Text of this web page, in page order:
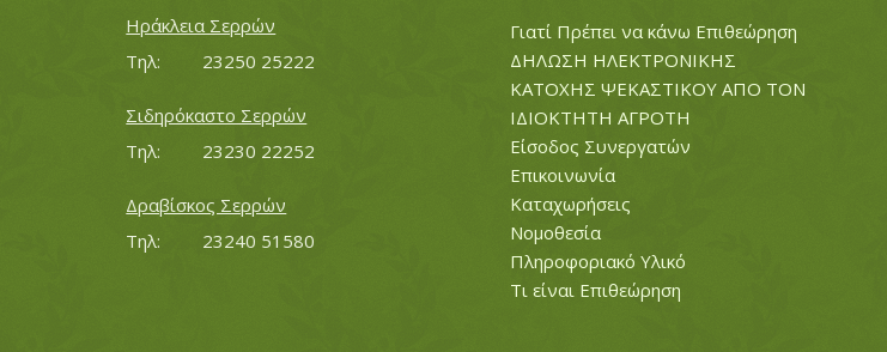
Ηράκλεια Σερρών
Τηλ:		23250 25222
Σιδηρόκαστο Σερρών
Τηλ:		23230 22252
Δραβίσκος Σερρών
Τηλ:		23240 51580
Γιατί Πρέπει να κάνω Επιθεώρηση
ΔΗΛΩΣΗ ΗΛΕΚΤΡΟΝΙΚΗΣ
ΚΑΤΟΧΗΣ ΨΕΚΑΣΤΙΚΟΥ ΑΠΟ ΤΟΝ
ΙΔΙΟΚΤΗΤΗ ΑΓΡΟΤΗ
Είσοδος Συνεργατών
Επικοινωνία
Καταχωρήσεις
Νομοθεσία
Πληροφοριακό Υλικό
Τι είναι Επιθεώρηση